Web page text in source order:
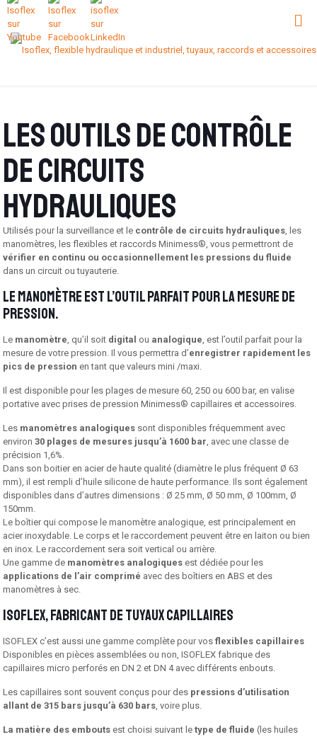
Les outils de contrôle
de circuits
hydrauliques
Utilisés pour la surveillance et le contrôle de circuits hydrauliques, les
manomètres, les flexibles et raccords Minimess®, vous permettront de
vérifier en continu ou occasionnellement les pressions du fluide
dans un circuit ou tuyauterie.
Le manomètre est l’outil parfait pour la mesure de
pression.
Le manomètre, qu’il soit digital ou analogique, est l’outil parfait pour la
mesure de votre pression. Il vous permettra d’enregistrer rapidement les
pics de pression en tant que valeurs mini /maxi.
Il est disponible pour les plages de mesure 60, 250 ou 600 bar, en valise
portative avec prises de pression Minimess® capillaires et accessoires.
Les manomètres analogiques sont disponibles fréquemment avec
environ30 plages de mesures jusqu’à 1600 bar, avec une classe de
précision 1,6%.
Dans son boitier en acier de haute qualité (diamètre le plus fréquent Ø 63
mm), il est rempli d’huile silicone de haute performance. Ils sont également
disponibles dans d’autres dimensions : Ø 25 mm, Ø 50 mm, Ø 100mm, Ø
150mm.
Le boîtier qui compose le manomètre analogique, est principalement en
acier inoxydable. Le corps et le raccordement peuvent être en laiton ou bien
en inox. Le raccordement sera soit vertical ou arrière.
Une gamme de manomètres analogiques est dédiée pour les
applications de l’air comprimé avec des boîtiers en ABS et des
manomètres à sec.
Isoflex, fabricant de tuyaux capillaires
ISOFLEX c’est aussi une gamme complète pour vosflexibles capillaires
Disponibles en pièces assemblées ou non, ISOFLEX fabrique des
capillaires micro perforés en DN 2 et DN 4 avec différents enbouts.
Les capillaires sont souvent conçus pour des pressions d’utilisation
allant de 315 bars jusqu’à 630 bars, voire plus.
La matière des embouts est choisi suivant letype de fluide (les huiles